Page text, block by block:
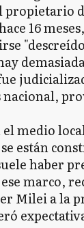
propietario
16
nacional,
medio
están
haber
marco,
Milei a la